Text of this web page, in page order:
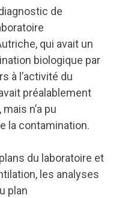
de
qui avait un
biologique par
à l’activité du
préalablement
n’a pu
la contamination.
du laboratoire et
les analyses
plan